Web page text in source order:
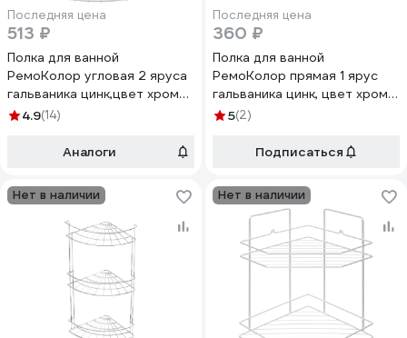
Последняя цена
513 ₽
Полка для ванной
РемоКолор угловая 2 яруса
гальваника цинк,цвет хром
67-0-651
4.9(14)
Аналоги
Последняя цена
360 ₽
Полка для ванной
РемоКолор прямая 1 ярус
гальваника цинк, цвет хром
67-0-656
5(2)
Подписаться
Нет в наличии Нет в наличии